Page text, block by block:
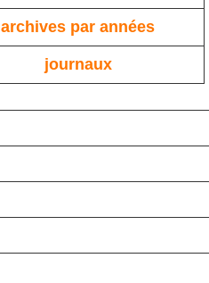
archives par années
journaux